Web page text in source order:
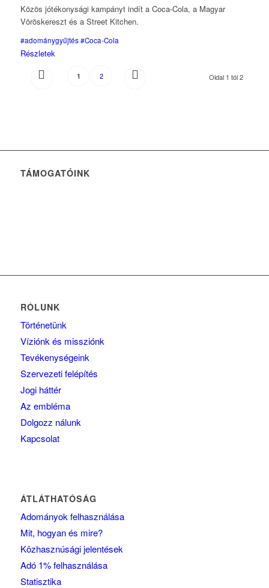
Közös jótékonysági kampányt indít a Coca-Cola, a Magyar
Vöröskereszt és a Street Kitchen.
#adománygyűjtés #Coca-Cola
Részletek
Oldal 1 tól 2
1 2
TÁMOGATÓINK
RÓLUNK
Történetünk
Víziónk és missziónk
Tevékenységeink
Szervezeti felépítés
Jogi háttér
Az embléma
Dolgozz nálunk
Kapcsolat
ÁTLÁTHATÓSÁG
Adományok felhasználása
Mit, hogyan és mire?
Közhasznúsági jelentések
Adó 1% felhasználása
Statisztika